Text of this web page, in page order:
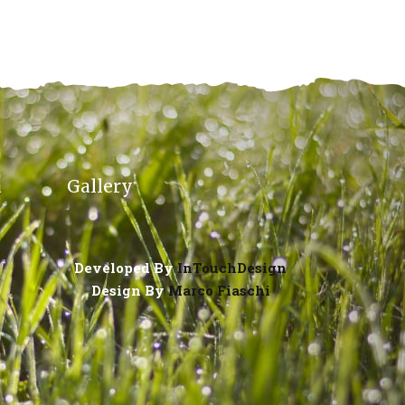
Gallery
Developed ByInTouchDesign
Design ByMarco Fiaschi